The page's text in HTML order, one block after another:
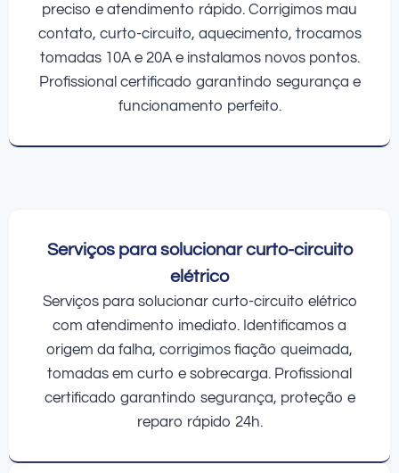
preciso e atendimento rápido. Corrigimos mau
contato, curto-circuito, aquecimento, trocamos
tomadas 10A e 20A e instalamos novos pontos.
Profissional certificado garantindo segurança e
funcionamento perfeito.
Serviços para solucionar curto-circuito
elétrico
Serviços para solucionar curto-circuito elétrico
com atendimento imediato. Identificamos a
origem da falha, corrigimos fiação queimada,
tomadas em curto e sobrecarga. Profissional
certificado garantindo segurança, proteção e
reparo rápido 24h.